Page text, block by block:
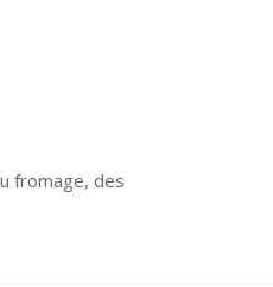
fromage, des